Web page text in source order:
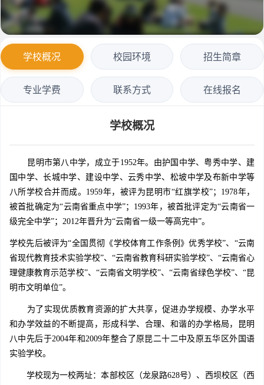
学校概况 校园环境 招生简章
专业学费 联系方式 在线报名
学校概况
昆明市第八中学，成立于1952年。由护国中学、粤秀中学、建
国中学、长城中学、建设中学、云秀中学、松坡中学及布新中学等
八所学校合并而成。1959年，被评为昆明市“红旗学校”；1978年，
被首批确定为“云南省重点中学”；1993年，被首批评定为“云南省一
级完全中学”；2012年晋升为“云南省一级一等高完中”。
学校先后被评为“全国贯彻《学校体育工作条例》优秀学校”、“云南
省现代教育技术实验学校”、“云南省教育科研实验学校”、“云南省心
理健康教育示范学校”、“云南省文明学校”、“云南省绿色学校”、“昆
明市文明单位”。
为了实现优质教育资源的扩大共享，促进办学规模、办学水平
和办学效益的不断提高，形成科学、合理、和谐的办学格局，昆明
八中先后于2004年和2009年整合了原昆二十二中及原五华区外国语
实验学校。
学校现为一校两址：本部校区（龙泉路628号）、西坝校区（西